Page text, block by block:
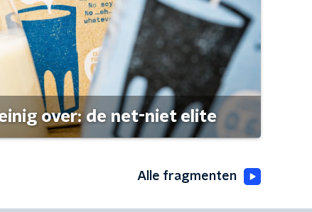
over: de net-niet elite
Alle fragmenten